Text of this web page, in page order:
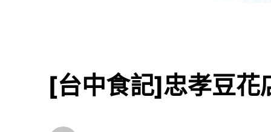
[台中食記]忠孝豆花